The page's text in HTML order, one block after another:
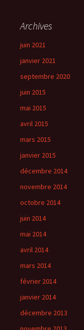
Archives
juin 2021
janvier 2021
septembre 2020
juin 2015
mai 2015
avril 2015
mars 2015
janvier 2015
décembre 2014
novembre 2014
octobre 2014
juin 2014
mai 2014
avril 2014
mars 2014
février 2014
janvier 2014
décembre 2013